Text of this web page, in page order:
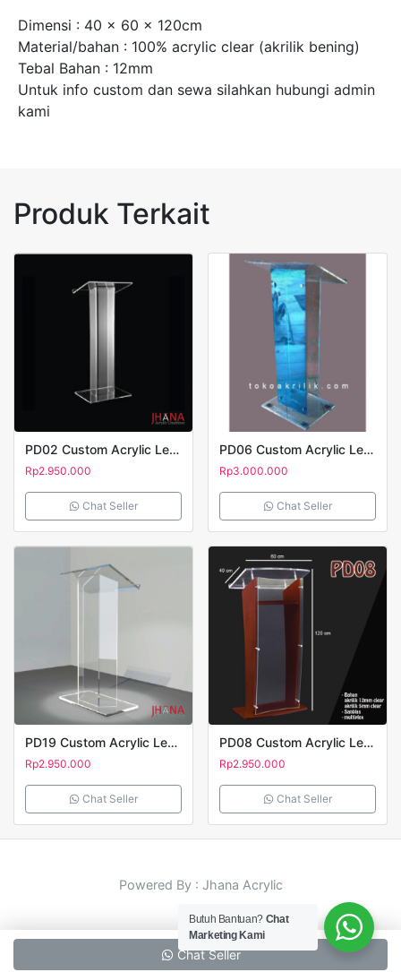
Dimensi : 40 x 60 x 120cm
Material/bahan : 100% acrylic clear (akrilik bening)
Tebal Bahan : 12mm
Untuk info custom dan sewa silahkan hubungi admin
kami
Produk Terkait
PD02 Custom Acrylic Lectern – Podium Akrilik
Rp2.950.000
Chat Seller
PD06 Custom Acrylic Lectern – Podium Akrilik
Rp3.000.000
Chat Seller
PD19 Custom Acrylic Lectern – Podium Akrilik
Rp2.950.000
Chat Seller
PD08 Custom Acrylic Lectern – Podium Akrilik
Rp2.950.000
Chat Seller
Powered By : Jhana Acrylic
Butuh Bantuan? Chat
Marketing Kami
Chat Seller